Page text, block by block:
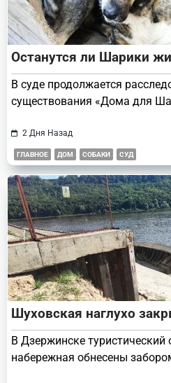
Останутся ли Шарики
В суде продолжается
существования «Дома для
2 Дня Назад
ГЛАВНОЕ ДОМ СОБАКИ СУД
Шуховская наглухо
В Дзержинске туристический
набережная обнесены